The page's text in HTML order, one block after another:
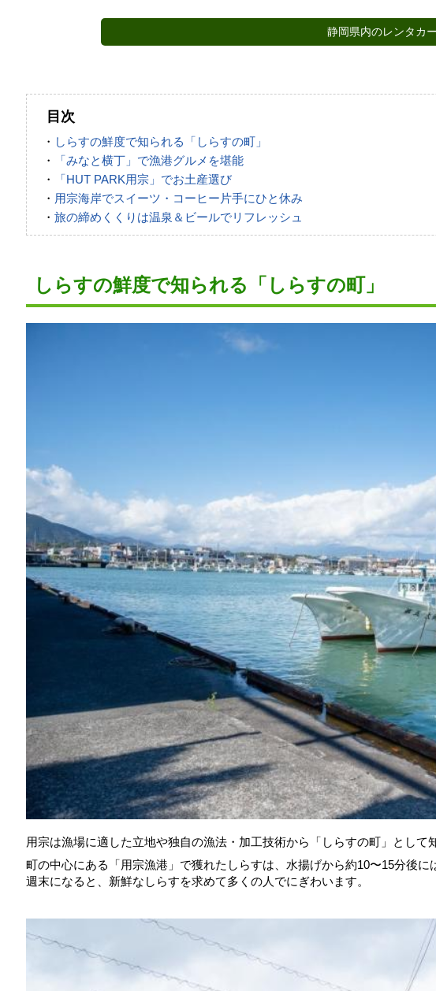
静岡県内のレンタカ
目次
・ しらすの鮮度で知られる「しらすの町」
・
「みなと横丁」で漁港グルメを堪能
・
「HUT PARK用宗」でお土産選び
・ 用宗海岸でスイーツ・コーヒー片手にひと休み
・ 旅の締めくくりは温泉＆ビールでリフレッシュ
しらすの鮮度で知られる「しらすの町」
用宗は漁場に適した立地や独自の漁法・加工技術から「しらすの町」として
町の中心にある「用宗漁港」で獲れたしらすは、水揚げから約10〜15分後
週末になると、新鮮なしらすを求めて多くの人でにぎわいます。